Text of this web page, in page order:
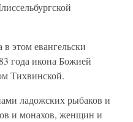
этом евангельски
года икона Божией
Тихвинской.
ладожских рыбаков и
и монахов, женщин и